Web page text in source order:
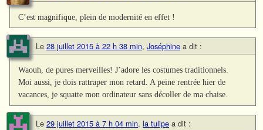
C’est magnifique, plein de modernité en effet !
Le 28 juillet 2015 à 22 h 38 min, Joséphine a dit :
Waouh, de pures merveilles! J’adore les costumes traditionnels.
Moi aussi, je dois rattraper mon retard. A peine rentrée hier de
vacances, je squatte mon ordinateur sans décoller de ma chaise.
Le 29 juillet 2015 à 7 h 04 min, la tulipe a dit :